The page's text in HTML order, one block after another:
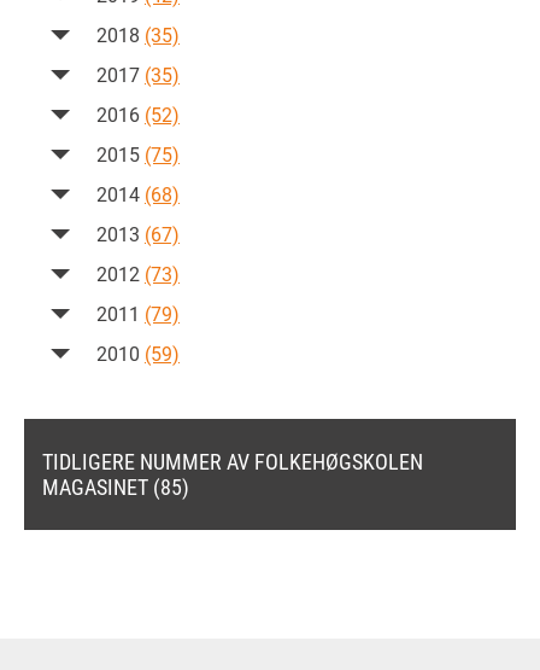
2018 (35)
2017 (35)
2016 (52)
2015 (75)
2014 (68)
2013 (67)
2012 (73)
2011 (79)
2010 (59)
TIDLIGERE NUMMER AV FOLKEHØGSKOLEN
MAGASINET (85)